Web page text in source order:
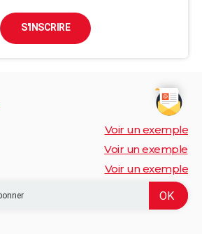
S'INSCRIRE
Voir un exemple
Voir un exemple
Voir un exemple